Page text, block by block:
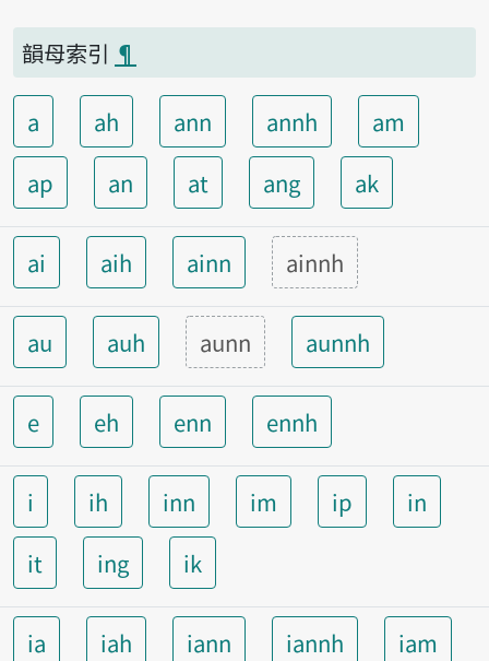
韻母索引 ¶
a ah ann annh
am
ap
an at ang ak
ai aih ainn ainnh
au auh aunn aunnh
e eh enn ennh
i ih inn im ip
in
it
ing ik
ia iah iann iannh
iam